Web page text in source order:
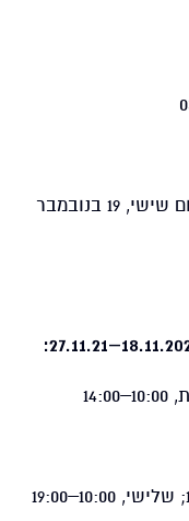
פתיחה חגיגית במסגרת שבוע האיור: יום שישי, 19 בנובמבר